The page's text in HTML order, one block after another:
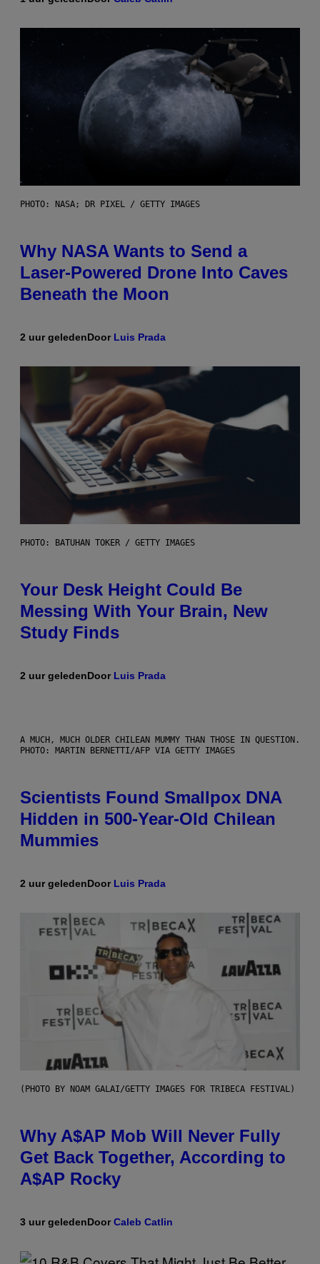
PHOTO: NASA; DR PIXEL / GETTY IMAGES
Why NASA Wants to Send a
Laser-Powered Drone Into Caves
Beneath the Moon
2 uur geledenDoor Luis Prada
PHOTO: BATUHAN TOKER / GETTY IMAGES
Your Desk Height Could Be
Messing With Your Brain, New
Study Finds
2 uur geledenDoor Luis Prada
A MUCH, MUCH OLDER CHILEAN MUMMY THAN THOSE IN QUESTION.
PHOTO: MARTIN BERNETTI/AFP VIA GETTY IMAGES
Scientists Found Smallpox DNA
Hidden in 500-Year-Old Chilean
Mummies
2 uur geledenDoor Luis Prada
(PHOTO BY NOAM GALAI/GETTY IMAGES FOR TRIBECA FESTIVAL)
Why A$AP Mob Will Never Fully
Get Back Together, According to
A$AP Rocky
3 uur geledenDoorCaleb Catlin